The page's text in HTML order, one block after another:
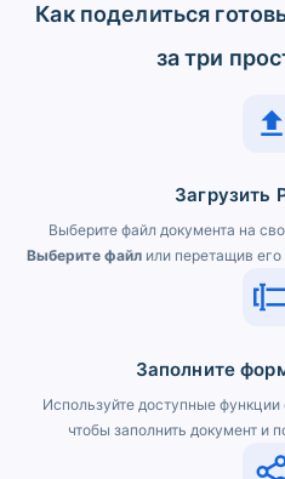
Как поделиться
за три
Загрузить
Выберите файл документа на
Выберите файлили перетащив
Заполните
Используйте доступные
чтобы заполнить документ и